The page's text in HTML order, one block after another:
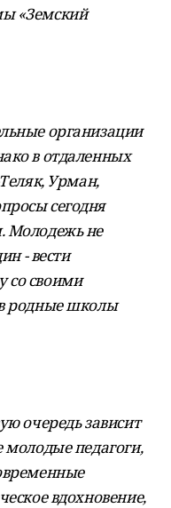
«Земский
организации
в отдаленных
Урман,
сегодня
Молодежь не
- вести
со своими
родные школы
очередь зависит
педагоги,
вдохновение,